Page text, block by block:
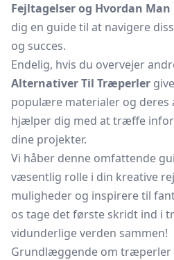
Fejltagelser og Hvordan Man
dig en guide til at navigere
og succes.
Endelig, hvis du overvejer
Alternativer Til Træperler
populære materialer og deres
hjælper dig med at træffe
dine projekter.
Vi håber denne omfattende
væsentlig rolle i din kreative
muligheder og inspirere til
os tage det første skridt ind i
vidunderlige verden sammen!
Grundlæggende om træperler